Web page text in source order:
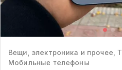
Вещи, электроника и прочее,
Мобильные телефоны